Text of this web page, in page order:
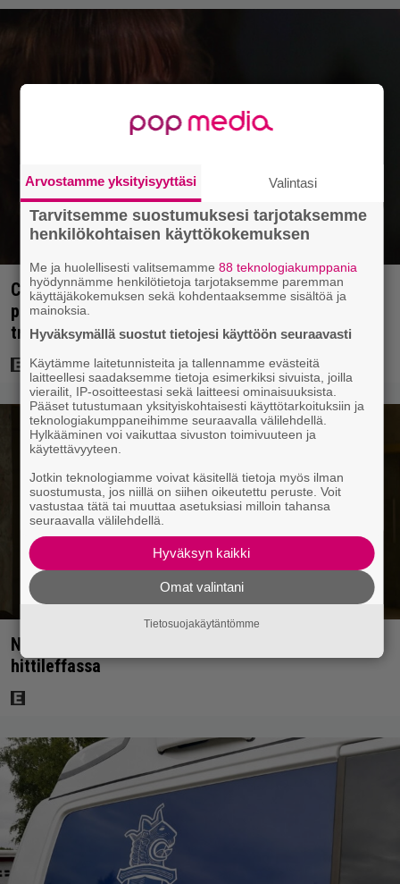
Cape Fear -näyttelijä muisteli Robert De Niron
paneutumista rooliinsa – ”Hän puhui kielillä ja
trailerissa oli urkuri”
Nyt suoratoistossa: Emilia Clarke 208 miljoonan
hittileffassa
Arvostamme yksityisyyttäsi Valintasi
Tarvitsemme suostumuksesi tarjotaksemme
henkilökohtaisen käyttökokemuksen
Me ja huolellisesti valitsemamme 88 teknologiakumppania
hyödynnämme henkilötietoja tarjotaksemme paremman
käyttäjäkokemuksen sekä kohdentaaksemme sisältöä ja
mainoksia.
Hyväksymällä suostut tietojesi käyttöön seuraavasti
Käytämme laitetunnisteita ja tallennamme evästeitä
laitteellesi saadaksemme tietoja esimerkiksi sivuista, joilla
vierailit, IP-osoitteestasi sekä laitteesi ominaisuuksista.
Pääset tutustumaan yksityiskohtaisesti käyttötarkoituksiin ja
teknologiakumppaneihimme seuraavalla välilehdellä.
Hylkääminen voi vaikuttaa sivuston toimivuuteen ja
käytettävyyteen.
Jotkin teknologiamme voivat käsitellä tietoja myös ilman
suostumusta, jos niillä on siihen oikeutettu peruste. Voit
vastustaa tätä tai muuttaa asetuksiasi milloin tahansa
seuraavalla välilehdellä.
Hyväksyn kaikki
Omat valintani
Tietosuojakäytäntömme